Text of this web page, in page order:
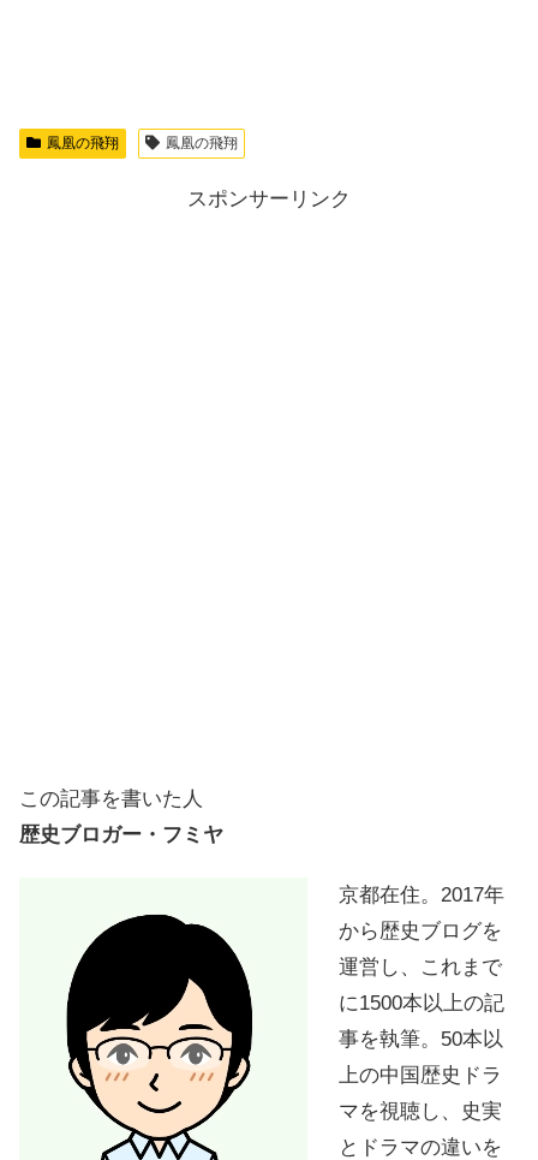
鳳凰の飛翔 鳳凰の飛翔
スポンサーリンク
この記事を書いた人
歴史ブロガー・フミヤ
京都在住。2017年
から歴史ブログを
運営し、これまで
に1500本以上の記
事を執筆。50本以
上の中国歴史ドラ
マを視聴し、史実
とドラマの違いを